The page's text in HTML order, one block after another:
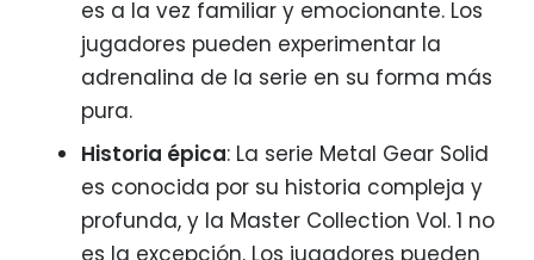
es a la vez familiar y emocionante. Los
jugadores pueden experimentar la
adrenalina de la serie en su forma más
pura.
Historia épica: La serie Metal Gear Solid
es conocida por su historia compleja y
profunda, y la Master Collection Vol. 1 no
es la excepción. Los jugadores pueden